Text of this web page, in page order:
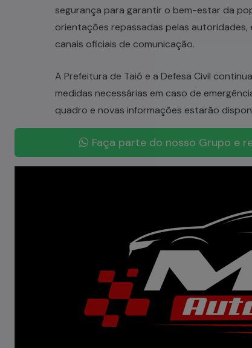
segurança para garantir o bem-estar da
orientações repassadas pelas
canais oficiais de comunicação.
A Prefeitura de Taió e a Defesa Civil
medidas necessárias em caso de
quadro e novas informações estarão
Faça parte do nosso Grupo e